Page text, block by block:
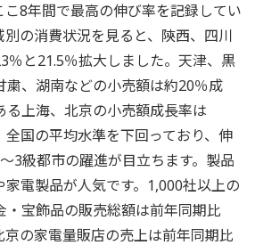
8年間で最高の伸び率を記録してい
別の消費状況を見ると、陝西、四川
％と21.5％拡大しました。天津、黒
粛、湖南などの小売額は約20％成
る上海、北京の小売額成長率は
全国の平均水準を下回っており、伸
3級都市の躍進が目立ちます。製品
電製品が人気です。1,000社以上の
・宝飾品の販売総額は前年同期比
の家電量販店の売上は前年同期比